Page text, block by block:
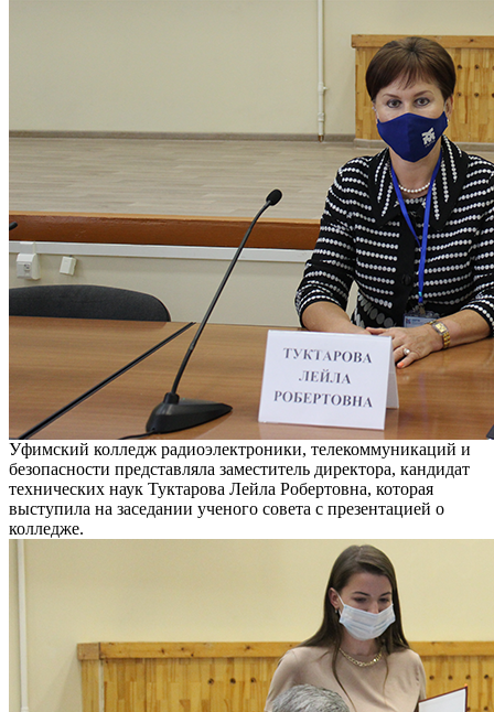
Уфимский колледж радиоэлектроники, телекоммуникаций и
безопасности представляла заместитель директора, кандидат
технических наук Туктарова Лейла Робертовна, которая
выступила на заседании ученого совета с презентацией о
колледже.